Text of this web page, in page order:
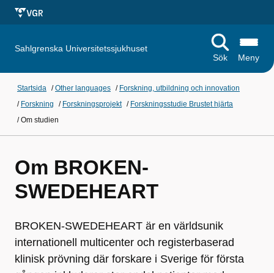
Sahlgrenska Universitetssjukhuset
Sök
Meny
Startsida /Other languages / Forskning, utbildning och innovation
/ Forskning / Forskningsprojekt / Forskningsstudie Brustet hjärta
/Om studien
Om BROKEN-
SWEDEHEART
BROKEN-SWEDEHEART är en världsunik
internationell multicenter och registerbaserad
klinisk prövning där forskare i Sverige för första